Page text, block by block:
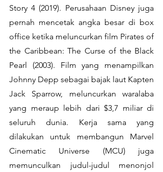
Story 4 (2019). Perusahaan Disney juga
pernah mencetak angka besar di box
office ketika meluncurkan film Pirates of
the Caribbean: The Curse of the Black
Pearl (2003). Film yang menampilkan
Johnny Depp sebagai bajak laut Kapten
Jack Sparrow, meluncurkan waralaba
yang meraup lebih dari $3,7 miliar di
seluruh dunia. Kerja sama yang
dilakukan untuk membangun Marvel
Cinematic Universe (MCU) juga
memunculkan judul-judul menonjol